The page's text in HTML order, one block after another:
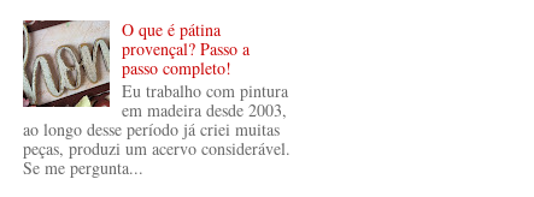
O que é pátina
provençal? Passo a
passo completo!
Eu trabalho com pintura
em madeira desde 2003,
ao longo desse período já criei muitas
peças, produzi um acervo considerável.
Se me pergunta...